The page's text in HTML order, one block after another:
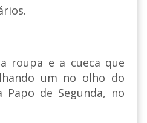
roupa e a cueca que
um no olho do
de Segunda, no